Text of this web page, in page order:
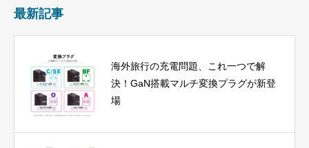
最新記事
海外旅行の充電問題、これ一つで解
決！GaN搭載マルチ変換プラグが新登
場